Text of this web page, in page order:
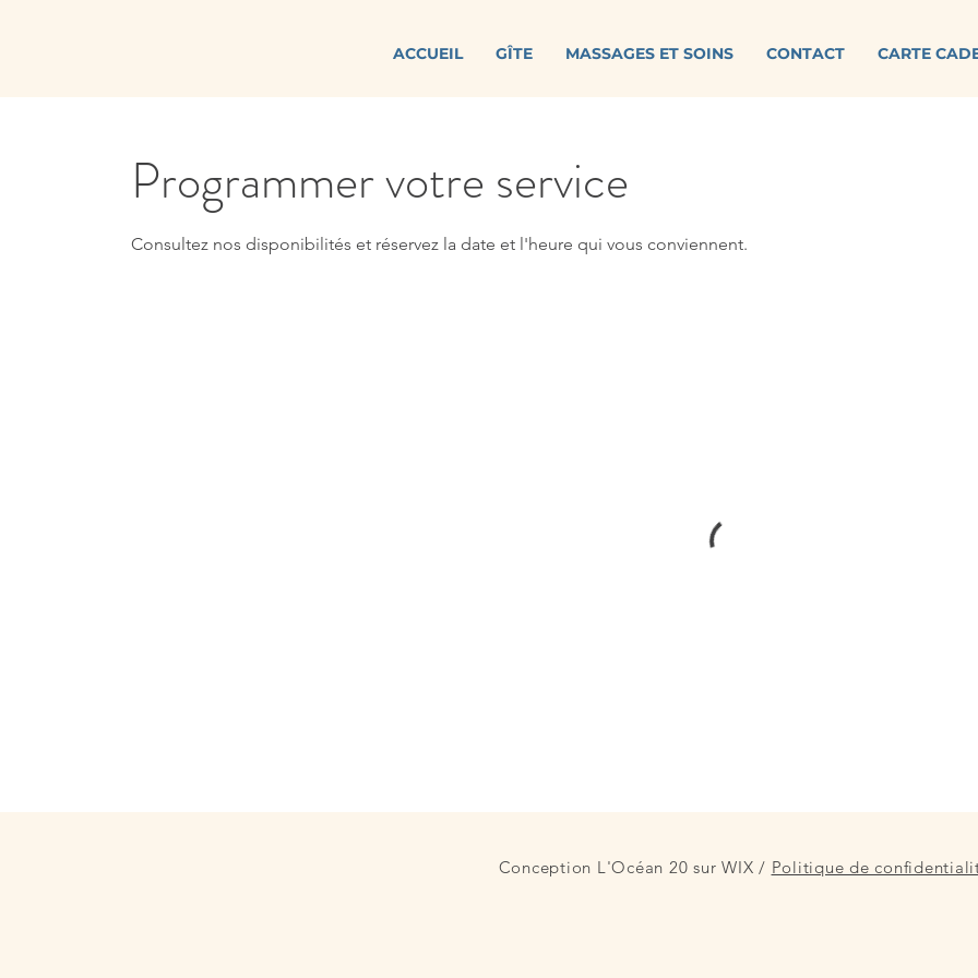
ACCUEIL GÎTE MASSAGES ET SOINS CONTACT CARTE
Programmer votre service
Consultez nos disponibilités et réservez la date et l'heure qui vous conviennent.
Conception L'Océan 20 sur WIX / Politique de